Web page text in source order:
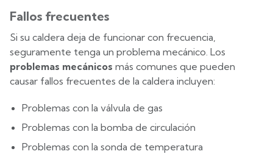
Fallos frecuentes
Si su caldera deja de funcionar con frecuencia,
seguramente tenga un problema mecánico. Los
problemas mecánicos más comunes que pueden
causar fallos frecuentes de la caldera incluyen:
Problemas con la válvula de gas
Problemas con la bomba de circulación
Problemas con la sonda de temperatura